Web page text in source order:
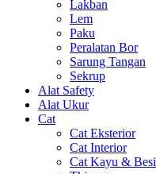
Lakban
Lem
Paku
Peralatan Bor
Sarung Tangan
Sekrup
Alat Safety
Alat Ukur
Cat
Cat Eksterior
Cat Interior
Cat Kayu & Besi